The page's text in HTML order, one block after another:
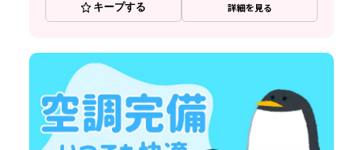
キープする 詳細を見る